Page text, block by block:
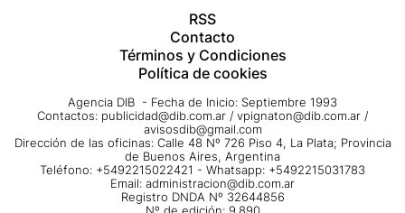
RSS
Contacto
Términos y Condiciones
Política de cookies
Agencia DIB - Fecha de Inicio: Septiembre 1993
Contactos: publicidad@dib.com.ar / vpignaton@dib.com.ar /
avisosdib@gmail.com
Dirección de las oficinas: Calle 48 Nº 726 Piso 4, La Plata; Provincia
de Buenos Aires, Argentina
Teléfono: +5492215022421 - Whatsapp: +5492215031783
Email: administracion@dib.com.ar
Registro DNDA Nº 32644856